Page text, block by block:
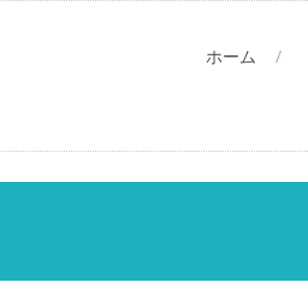
ホーム